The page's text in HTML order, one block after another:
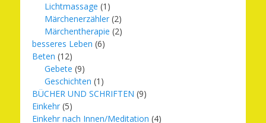
Lichtmassage (1)
Märchenerzähler (2)
Märchentherapie (2)
besseres Leben (6)
Beten (12)
Gebete (9)
Geschichten (1)
BÜCHER UND SCHRIFTEN (9)
Einkehr (5)
Einkehr nach Innen/Meditation (4)